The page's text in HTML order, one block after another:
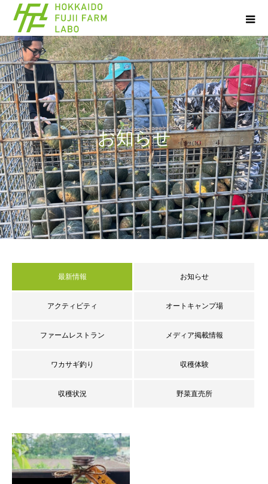
お知らせ
最新情報 お知らせ
アクティビティ オートキャンプ場
ファームレストラン メディア掲載情報
ワカサギ釣り 収穫体験
収穫状況 野菜直売所